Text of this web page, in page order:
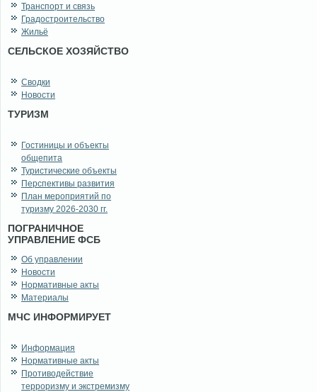
Транспорт и связь
Градостроительство
Жильё
СЕЛЬСКОЕ ХОЗЯЙСТВО
Сводки
Новости
ТУРИЗМ
Гостиницы и объекты
общепита
Туристические объекты
Перспективы развития
План мероприятий по
туризму 2026-2030 гг.
ПОГРАНИЧНОЕ
УПРАВЛЕНИЕ ФСБ
Об управлении
Новости
Нормативные акты
Материалы
МЧС ИНФОРМИРУЕТ
Информация
Нормативные акты
Противодействие
терроризму и экстремизму